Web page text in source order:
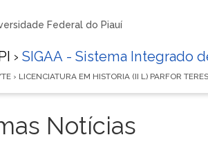
Federal do Piauí
› SIGAA - Sistema Integrado
› LICENCIATURA EM HISTORIA (II L) PARFOR
Notícias